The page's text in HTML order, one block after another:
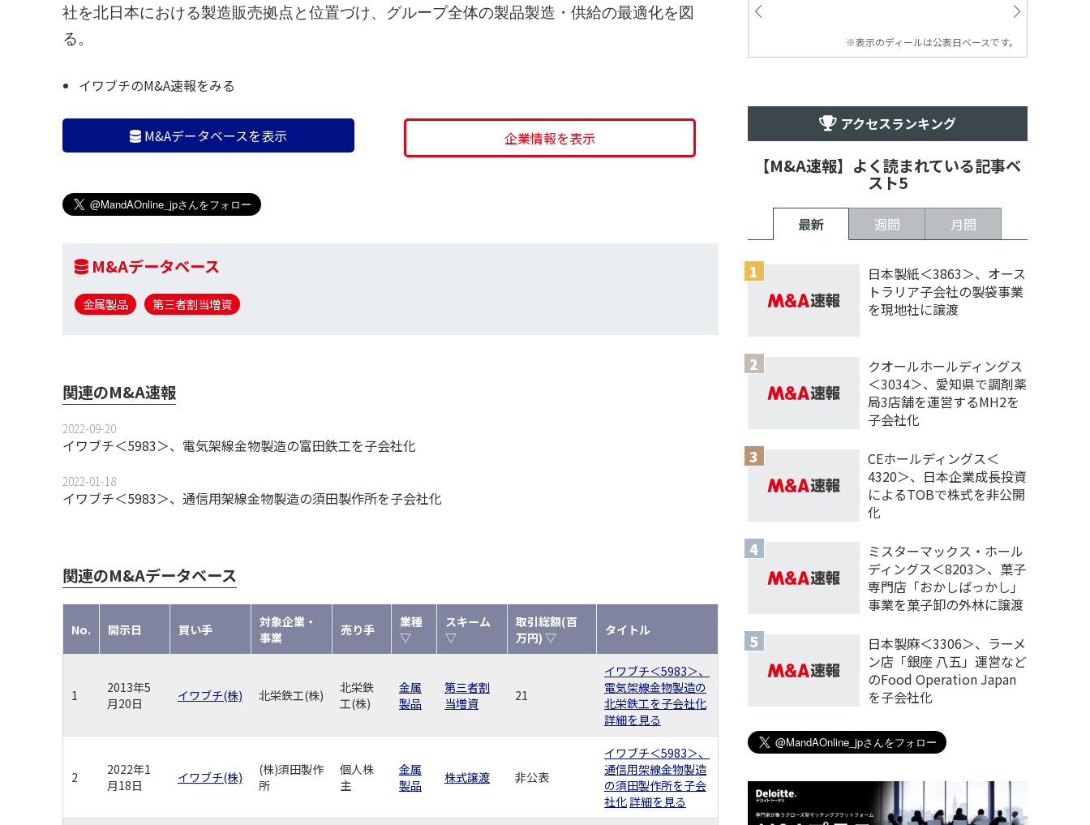
社を北日本における製造販売拠点と位置づけ、グループ全体の製品製造・供給の最適化を図
る。
イワブチのM&A速報をみる
M&Aデータベースを表示 企業情報を表示
M&Aデータベース
金属製品 第三者割当増資
関連のM&A速報
2022-09-20
イワブチ＜5983＞、電気架線金物製造の富田鉄工を子会社化
2022-01-18
イワブチ＜5983＞、通信用架線金物製造の須田製作所を子会社化
関連のM&Aデータベース
No. 開示日 買い手
対象企業・
事業
売り手
業種
▽
スキーム
▽
取引総額(百
万円) ▽
タイトル
1
2013年5
月20日
イワブチ(株) 北栄鉄工(株)
北栄鉄
工(株)
金属
製品
第三者割
当増資
21
イワブチ＜5983＞、
電気架線金物製造の
北栄鉄工を子会社化
詳細を見る
2
2022年1
月18日
イワブチ(株)
(株)須田製作
所
個人株
主
金属
製品
株式譲渡 非公表
イワブチ＜5983＞、
通信用架線金物製造
の須田製作所を子会
社化詳細を見る
※表示のディールは公表日ベースです。
アクセスランキング
【M&A速報】よく読まれている記事ベ
スト5
最新 週間 月間
日本製紙＜3863＞、オース
トラリア子会社の製袋事業
を現地社に譲渡
クオールホールディングス
＜3034＞、愛知県で調剤薬
局3店舗を運営するMH2を
子会社化
CEホールディングス＜
4320＞、日本企業成長投資
によるTOBで株式を非公開
化
ミスターマックス・ホール
ディングス＜8203＞、菓子
専門店「おかしばっかし」
事業を菓子卸の外林に譲渡
日本製麻＜3306＞、ラーメ
ン店「銀座 八五」運営など
のFood Operation Japan
を子会社化